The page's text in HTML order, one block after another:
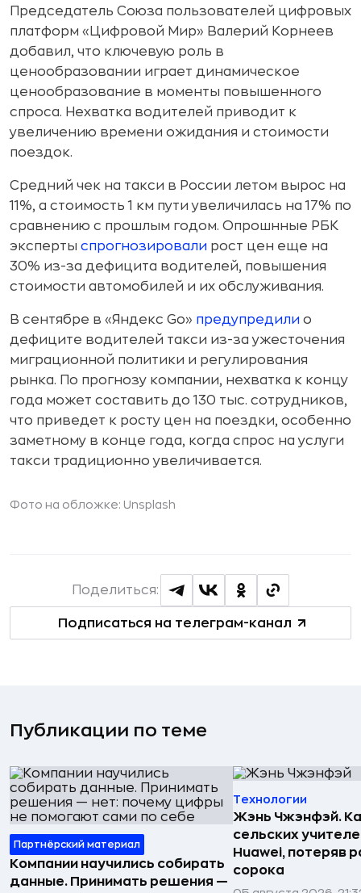
Председатель Союза пользователей цифровых
платформ «Цифровой Мир» Валерий Корнеев
добавил, что ключевую роль в
ценообразовании играет динамическое
ценообразование в моменты повышенного
спроса. Нехватка водителей приводит к
увеличению времени ожидания и стоимости
поездок.
Средний чек на такси в России летом вырос на
11%, а стоимость 1 км пути увеличилась на 17% по
сравнению с прошлым годом. Опрошнные РБК
эксперты спрогнозировали рост цен еще на
30% из-за дефицита водителей, повышения
стоимости автомобилей и их обслуживания.
В сентябре в «Яндекс Go» предупредили о
дефиците водителей такси из-за ужесточения
миграционной политики и регулирования
рынка. По прогнозу компании, нехватка к концу
года может составить до 130 тыс. сотрудников,
что приведет к росту цен на поездки, особенно
заметному в конце года, когда спрос на услуги
такси традиционно увеличивается.
Фото на обложке: Unsplash
Подписаться на телеграм-канал
Поделиться:
Публикации по теме
Партнёрский материал
Компании научились собирать
данные. Принимать решения —
Технологии
Жэнь Чжэнфэй.
сельских
Huawei, потеряв
сорока